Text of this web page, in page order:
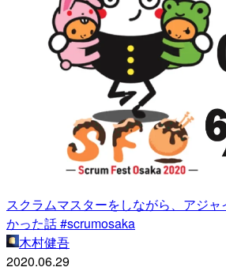
スクラムマスターをしながら、アジ
かった話 #scrumosaka
木村健吾
2020.06.29